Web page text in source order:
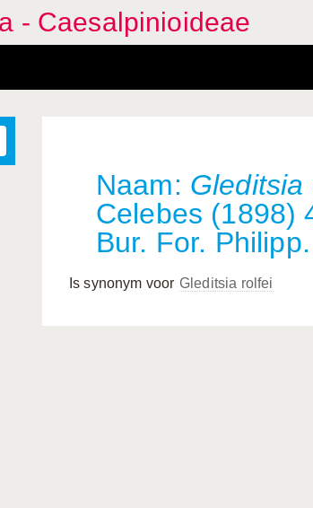
- Caesalpinioideae
Naam: Gleditsia
Celebes (1898)
Bur. For.
Is synonym voor Gleditsia rolfei